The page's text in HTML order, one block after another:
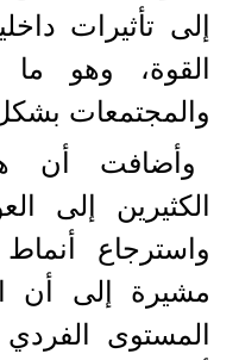
إلى تأثيرات
القوة، وهو
والمجتمعات
وأضافت أن
الكثيرين إلى
واسترجاع
مشيرة إلى أن
المستوى